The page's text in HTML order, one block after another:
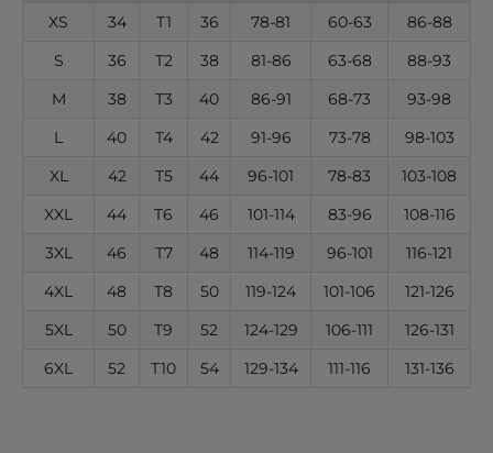
XS
34 T1 36 78-81 60-63
86-88
S
36 T2 38 81-86 63-68
88-93
M
38 T3 40 86-91 68-73
93-98
L
40 T4 42 91-96 73-78
98-103
XL
42 T5 44 96-101 78-83
103-108
XXL
44 T6 46 101-114 83-96
108-116
3XL
46 T7 48 114-119 96-101
116-121
4XL
48 T8 50 119-124 101-106
121-126
5XL
50 T9 52 124-129 106-111
126-131
6XL
52 T10 54 129-134 111-116 131-136